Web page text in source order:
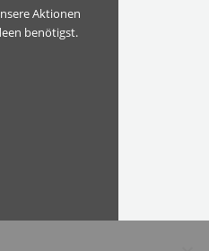
Aktionen
benötigst.